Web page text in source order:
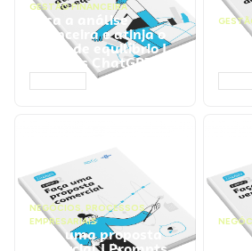
GESTÃO FINANCEIRA
Faça a análise
financeira e atinja o
ponto de equilíbrio |
Prompts ChatGPT
NEGÓCIOS, PROCESSOS
EMPRESARIAIS
Faça uma proposta